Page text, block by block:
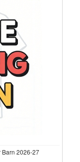
Barn 2026-27